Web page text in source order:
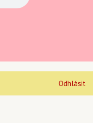
Odhlásit